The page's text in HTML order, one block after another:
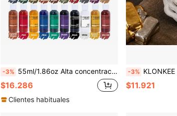
-3% 55ml/1.86oz Alta concentración a base de agua - 30 colores para fundición de joyas, terrazo, cemento y polvo de yeso - Colores vibrantes para manualidades, pintura y proyectos artísticos, suministros para manualidades, artesanía artística, opciones de color vibrante, material de manualidades duradero, colorante a base de agua, tinta a base de agua, acuarela, resina epoxi, suministros para hacer joyas
$16.286
Clientes habituales
-3% KLONKEE 2 piezas Tazón de fundición de metal,
$11.921